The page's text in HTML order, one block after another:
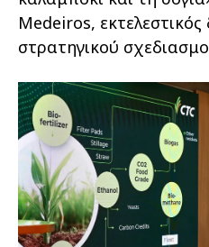
Medeiros, εκτελεστικός
στρατηγικού